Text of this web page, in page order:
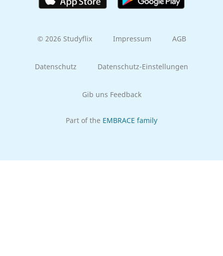
© 2026 Studyflix Impressum AGB
Datenschutz Datenschutz-Einstellungen
Gib uns Feedback
Part of the EMBRACE family